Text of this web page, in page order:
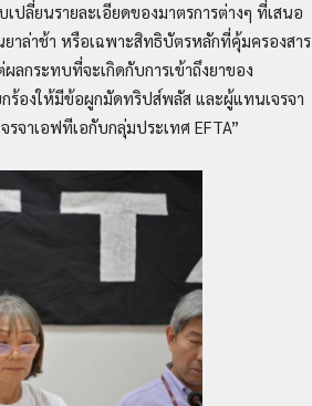
ลี่ยนรายละเอียดของมาตรการต่างๆ ที่เสนอ
ล่าช้า หรือเฉพาะสิทธิบัตรหลักที่คุ้มครองสาร
ลกระทบที่จะเกิดกับการเข้าถึงยาของ
ร้องให้มีข้อผูกมัดทริปส์พลัส และผู้แทนเจรจา
าเอฟทีเอกับกลุ่มประเทศ EFTA”